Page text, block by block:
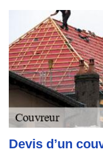
Devis d’un